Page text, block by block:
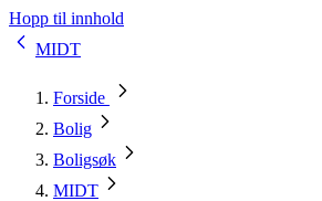
Hopp til innhold
MIDT
Forside
Bolig
Boligsøk
MIDT